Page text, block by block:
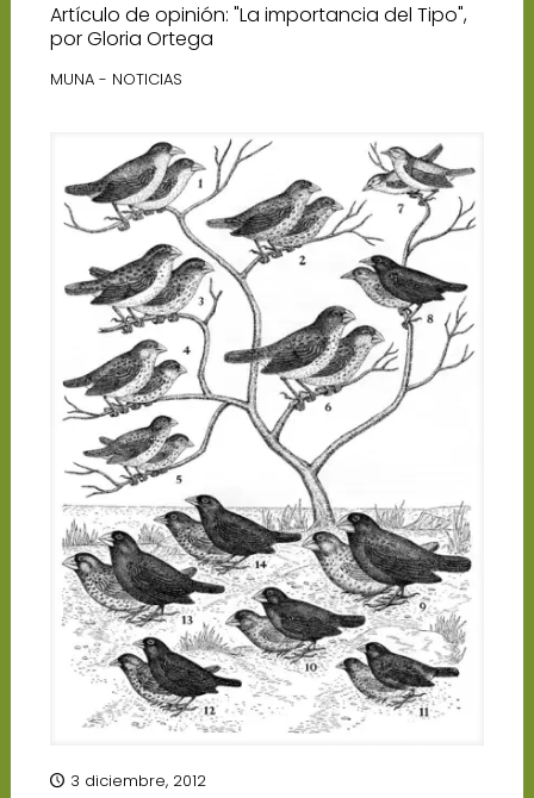
Artículo de opinión: "La importancia del Tipo",
por Gloria Ortega
MUNA - NOTICIAS
3 diciembre, 2012